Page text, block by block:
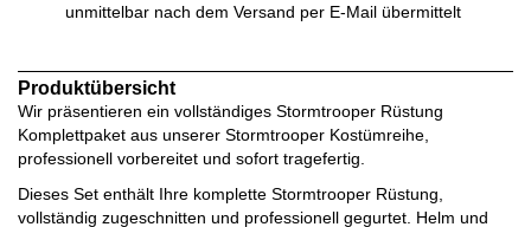
unmittelbar nach dem Versand per E-Mail übermittelt
Produktübersicht
Wir präsentieren ein vollständiges Stormtrooper Rüstung
Komplettpaket aus unserer Stormtrooper Kostümreihe,
professionell vorbereitet und sofort tragefertig.
Dieses Set enthält Ihre komplette Stormtrooper Rüstung,
vollständig zugeschnitten und professionell gegurtet. Helm und